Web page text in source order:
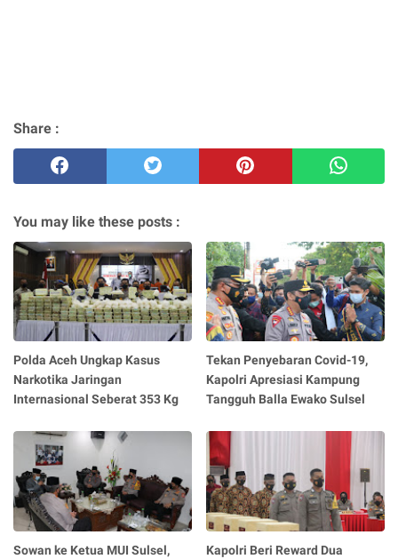
Share :
You may like these posts :
Polda Aceh Ungkap Kasus
Narkotika Jaringan
Internasional Seberat 353 Kg
Tekan Penyebaran Covid-19,
Kapolri Apresiasi Kampung
Tangguh Balla Ewako Sulsel
Sowan ke Ketua MUI Sulsel,
Kapolri Beri Reward Dua